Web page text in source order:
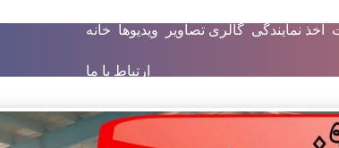
خانه ویدیوها گالری تصاویر اخذ نمایندگی
ارتباط با ما